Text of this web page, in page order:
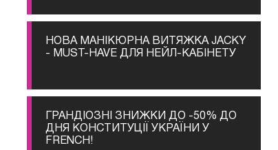
НОВА МАНІКЮРНА ВИТЯЖКА JACKY
- MUST-HAVE ДЛЯ НЕЙЛ-КАБІНЕТУ
ГРАНДІОЗНІ ЗНИЖКИ ДО -50% ДО
ДНЯ КОНСТИТУЦІЇ УКРАЇНИ У
FRENCH!